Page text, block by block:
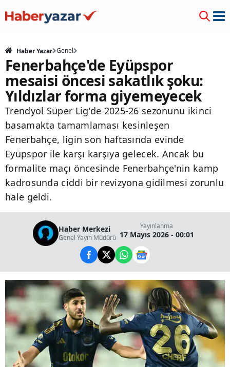
Haber Yazar Genel
Fenerbahçe'de Eyüpspor
mesaisi öncesi sakatlık şoku:
Yıldızlar forma giyemeyecek
Trendyol Süper Lig'de 2025-26 sezonunu ikinci
basamakta tamamlaması kesinleşen
Fenerbahçe, ligin son haftasında evinde
Eyüpspor ile karşı karşıya gelecek. Ancak bu
formalite maçı öncesinde Fenerbahçe'nin kamp
kadrosunda ciddi bir revizyona gidilmesi zorunlu
hale geldi.
Haber Merkezi
Genel Yayın Müdürü
Yayınlanma
17 Mayıs 2026 - 00:01